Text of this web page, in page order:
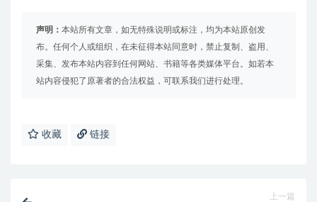
声明： 本站所有文章，如无特殊说明或标注，均为本站原创发
布。任何个人或组织，在未征得本站同意时，禁止复制、盗用、
采集、发布本站内容到任何网站、书籍等各类媒体平台。如若本
站内容侵犯了原著者的合法权益，可联系我们进行处理。
收藏 链接
上一篇